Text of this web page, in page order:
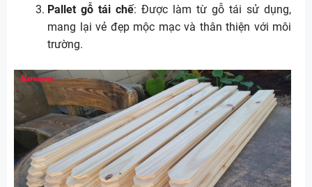
Pallet gỗ tái chế: Được làm từ gỗ tái sử dụng,
mang lại vẻ đẹp mộc mạc và thân thiện với môi
trường.